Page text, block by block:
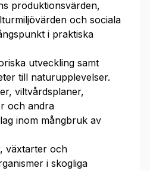
produktionsvärden,
och sociala
i praktiska
utveckling samt
till naturupplevelser.
viltvårdsplaner,
och andra
inom mångbruk av
växtarter och
i skogliga